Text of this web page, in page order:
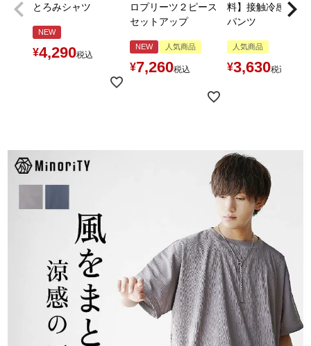
とろみシャツ
NEW
¥4,290税込
ロプリーツ２ピース
セットアップ
NEW 人気商品
¥7,260税込
料】接触冷感とろ
パンツ
人気商品
¥3,630税込